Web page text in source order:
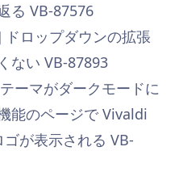
る VB-87576
ロップダウンの拡張
ない VB-87893
ーマがダークモードに
能のページで Vivaldi
が表示される VB-